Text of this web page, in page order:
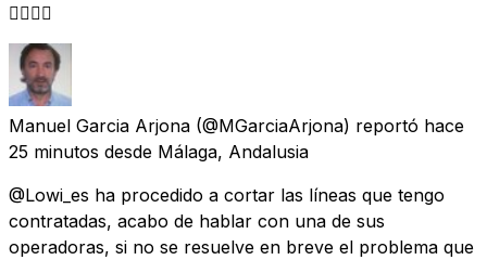
👌🏼👌🏼
Manuel Garcia Arjona (@MGarciaArjona) reportó hace
25 minutos desde Málaga, Andalusia
@Lowi_es ha procedido a cortar las líneas que tengo
contratadas, acabo de hablar con una de sus
operadoras, si no se resuelve en breve el problema que